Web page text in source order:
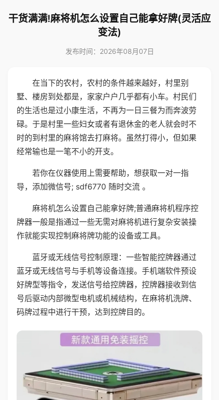
干货满满!麻将机怎么设置自己能拿好牌(灵活应
变法)
发布时间：2026年08月07日
在当下的农村，农村的条件越来越好，村里别
墅、楼房到处都是，家家户户几乎都有小车。村民们
的生活也是过小康生活，不再为一日三餐为而奔波劳
碌。于是村里一些妇女或者有退休金的老人就会时不
时的到村里的麻将馆去打麻将。虽然打得小，但如果
经常输也是一笔不小的开支。
若你在仪器使用上需要帮助，想获取一对一指
导，添加微信号; sdf6770 随时交流 。
麻将机怎么设置自己能拿好牌;普通麻将机程序控
牌器一般是指通过一些无需对麻将机进行复杂安装操
作就能实现控制麻将牌功能的设备或工具。
蓝牙或无线信号控制原理：一些智能控牌器通过
蓝牙或无线信号与手机等设备连接。手机端软件预设
好牌型等指令，发送信号给控牌器，控牌器接收到信
号后驱动内部微型电机或机械结构，在麻将机洗牌、
码牌过程中进行干预，达到控牌目的。